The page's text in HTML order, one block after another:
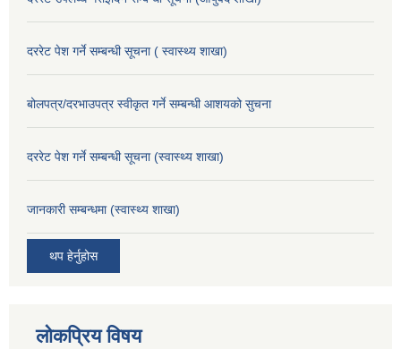
दररेट पेश गर्ने सम्बन्धी सूचना ( स्वास्थ्य शाखा)
बोलपत्र/दरभाउपत्र स्वीकृत गर्ने सम्बन्धी आशयको सुचना
दररेट पेश गर्ने सम्बन्धी सूचना (स्वास्थ्य शाखा)
जानकारी सम्बन्धमा (स्वास्थ्य शाखा)
थप हेर्नुहोस
लोकप्रिय विषय